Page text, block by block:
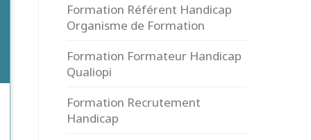
Formation Référent Handicap
Organisme de Formation
Formation Formateur Handicap
Qualiopi
Formation Recrutement
Handicap